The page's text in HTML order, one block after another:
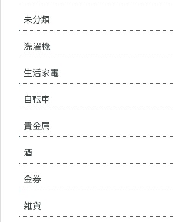
未分類
洗濯機
生活家電
自転車
貴金属
酒
金券
雑貨